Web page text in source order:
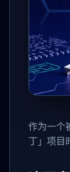
作为一个
丁」项目